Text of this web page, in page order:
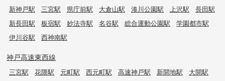
新神戸駅 三宮駅 県庁前駅 大倉山駅 湊川公園駅 上沢駅
長田駅
新長田駅
板宿駅 妙法寺駅 名谷駅 総合運動公園駅
学園都市駅
伊川谷駅
西神南駅
神戸高速東西線
三宮駅 花隈駅 元町駅 西元町駅 高速神戸駅 新開地駅
大開駅